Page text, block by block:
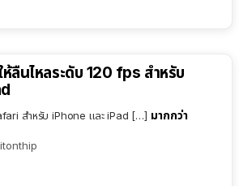
ลื่นไหลระดับ 120 fps สำหรับ
สำหรับ iPhone และ iPad […] มากกว่า